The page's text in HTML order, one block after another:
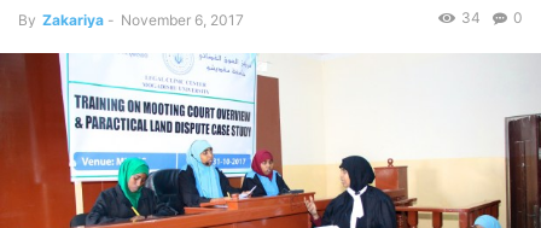
By Zakariya - November 6, 2017 0
34